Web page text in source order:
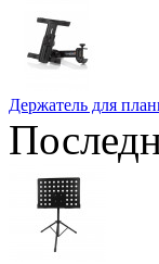
Держатель для